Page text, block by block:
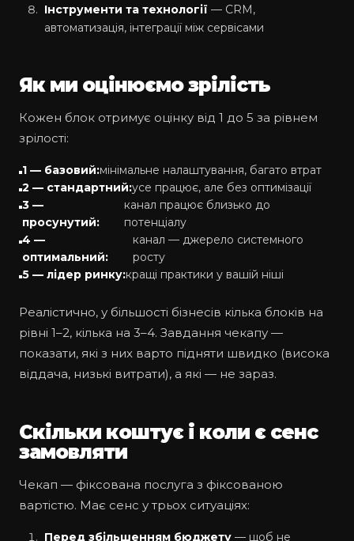
Інструменти та технології — CRM,
автоматизація, інтеграції між сервісами
Як ми оцінюємо зрілість
Кожен блок отримує оцінку від 1 до 5 за рівнем
зрілості:
1 — базовий:мінімальне налаштування, багато втрат
2 — стандартний:усе працює, але без оптимізації
3 —
просунутий:
канал працює близько до
потенціалу
4 —
оптимальний:
канал — джерело системного
росту
5 — лідер ринку:кращі практики у вашій ніші
Реалістично, у більшості бізнесів кілька блоків на
рівні 1–2, кілька на 3–4. Завдання чекапу —
показати, які з них варто підняти швидко (висока
віддача, низькі витрати), а які — не зараз.
Скільки коштує і коли є сенс
замовляти
Чекап — фіксована послуга з фіксованою
вартістю. Має сенс у трьох ситуаціях:
Перед збільшенням бюджету — щоб не